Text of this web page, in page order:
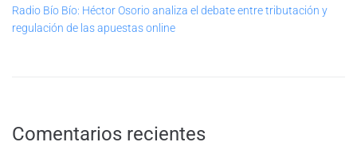
Radio Bío Bío: Héctor Osorio analiza el debate entre tributación y
regulación de las apuestas online
Comentarios recientes